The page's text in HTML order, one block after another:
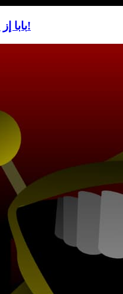
بابا إز يو - غيّر القواعد، اختبر منطقك!